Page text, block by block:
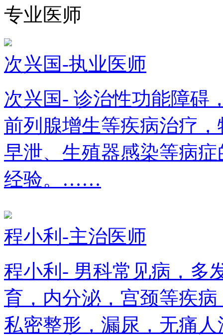
专业医师
次兴国-执业医师
次兴国- 诊治性功能障碍
前列腺增生等疾病治疗
早泄、生殖器感染等病
经验。……
程小利-主治医师
程小利- 男科常见病，多
育，内分泌，宫颈等疾
私密整形，漏尿，无痛